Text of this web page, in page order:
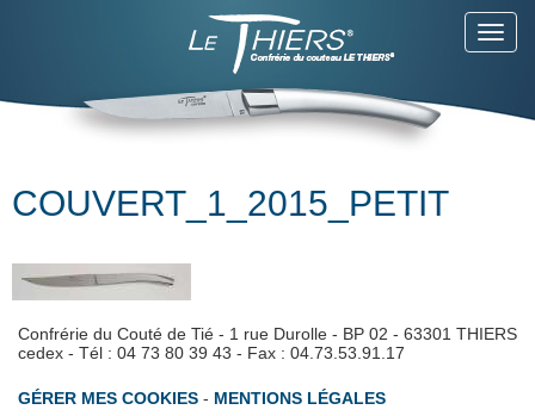
COUVERT_1_2015_PETIT
Confrérie du Couté de Tié - 1 rue Durolle - BP 02 - 63301 THIERS
cedex - Tél : 04 73 80 39 43 - Fax : 04.73.53.91.17
GÉRER MES COOKIES - MENTIONS LÉGALES